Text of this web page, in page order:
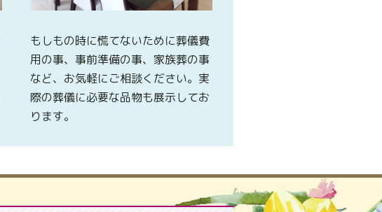
もしもの時に慌てないために葬儀費
用の事、事前準備の事、家族葬の事
など、お気軽にご相談ください。実
際の葬儀に必要な品物も展示してお
ります。